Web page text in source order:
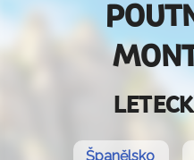
Španělsko